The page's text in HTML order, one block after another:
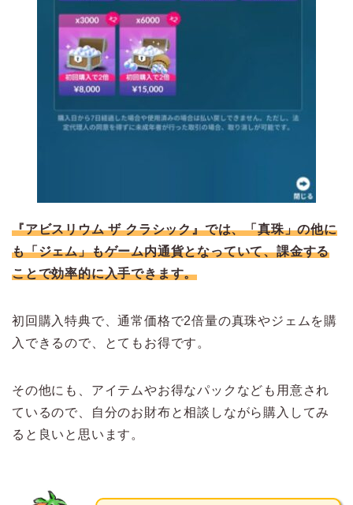
『アビスリウム ザ クラシック』では、「真珠」の他に
も「ジェム」もゲーム内通貨となっていて、課金する
ことで効率的に入手できます。
初回購入特典で、通常価格で2倍量の真珠やジェムを購
入できるので、とてもお得です。
その他にも、アイテムやお得なパックなども用意され
ているので、自分のお財布と相談しながら購入してみ
ると良いと思います。